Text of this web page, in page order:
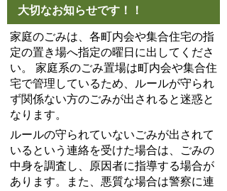
大切なお知らせです！！
家庭のごみは、各町内会や集合住宅の指
定の置き場へ指定の曜日に出してくださ
い。 家庭系のごみ置場は町内会や集合住
宅で管理しているため、ルールが守られ
ず関係ない方のごみが出されると迷惑と
なります。
ルールの守られていないごみが出されて
いるという連絡を受けた場合は、ごみの
中身を調査し、原因者に指導する場合が
あります。また、悪質な場合は警察に連